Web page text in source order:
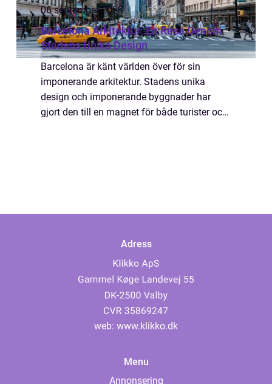
06 september 2023
Barcelona Arkitektur: En Resa Genom
Stadens Unika Design
Barcelona är känt världen över för sin
imponerande arkitektur. Stadens unika
design och imponerande byggnader har
gjort den till en magnet för både turister och
Adress
web: www.klikko.dk
Menu
Annonsering